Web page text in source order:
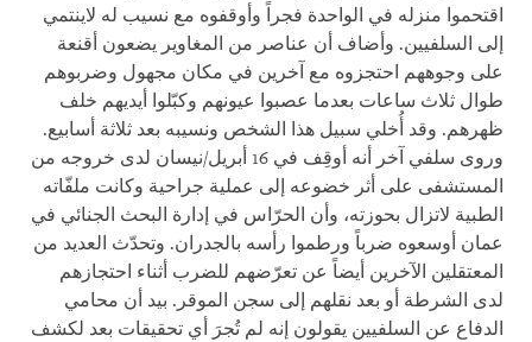
اقتحموا منزله في الواحدة فجراً وأوقفوه مع نسيب له لاينتمي
إلى السلفيين. وأضاف أن عناصر من المغاوير يضعون أقنعة
على وجوههم احتجزوه مع آخرين في مكان مجهول وضربوهم
طوال ثلاث ساعات بعدما عصبوا عيونهم وكبّلوا أيديهم خلف
ظهرهم. وقد أُخلي سبيل هذا الشخص ونسيبه بعد ثلاثة أسابيع.
وروى سلفي آخر أنه أوقِف في 16 أبريل/نيسان لدى خروجه من
المستشفى على أثر خضوعه إلى عملية جراحية وكانت ملفّاته
الطبية لاتزال بحوزته، وأن الحرّاس في إدارة البحث الجنائي في
عمان أوسعوه ضرباً ورطموا رأسه بالجدران. وتحدّث العديد من
المعتقلين الآخرين أيضاً عن تعرّضهم للضرب أثناء احتجازهم
لدى الشرطة أو بعد نقلهم إلى سجن الموقر. بيد أن محامي
الدفاع عن السلفيين يقولون إنه لم تُجرَ أي تحقيقات بعد لكشف